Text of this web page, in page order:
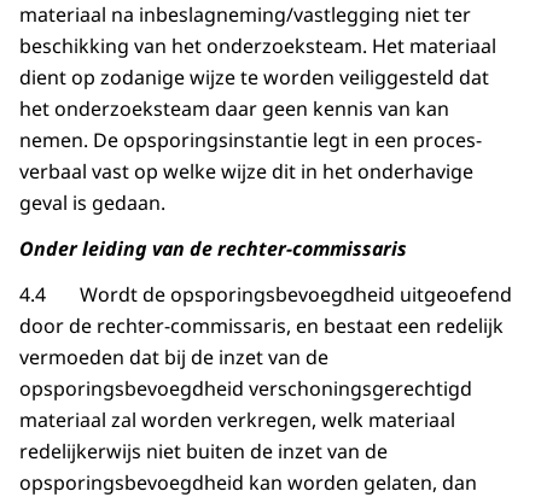
materiaal na inbeslagneming/vastlegging niet ter
beschikking van het onderzoeksteam. Het materiaal
dient op zodanige wijze te worden veiliggesteld dat
het onderzoeksteam daar geen kennis van kan
nemen. De opsporingsinstantie legt in een proces-
verbaal vast op welke wijze dit in het onderhavige
geval is gedaan.
Onder leiding van de rechter-commissaris
4.4 Wordt de opsporingsbevoegdheid uitgeoefend
door de rechter-commissaris, en bestaat een redelijk
vermoeden dat bij de inzet van de
opsporingsbevoegdheid verschoningsgerechtigd
materiaal zal worden verkregen, welk materiaal
redelijkerwijs niet buiten de inzet van de
opsporingsbevoegdheid kan worden gelaten, dan